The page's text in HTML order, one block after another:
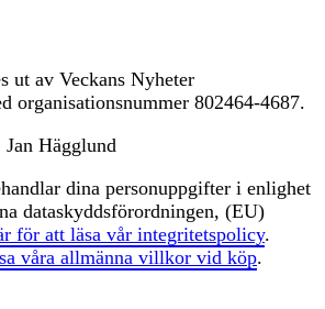
ut av Veckans Nyheter
organisationsnummer 802464-4687.
Jan Hägglund
dina personuppgifter i enlighet
dataskyddsförordningen, (EU)
för att läsa vår integritetspolicy.
våra allmänna villkor vid köp.